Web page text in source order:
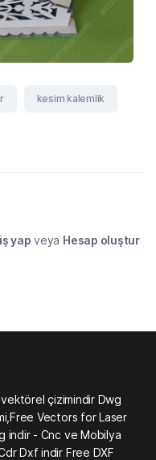
kesim kalemlik
yap veya Hesap oluştur
vektörel çizimindir Dwg
Vectors for Laser
indir - Cnc ve Mobilya
Dxf indir Free DXF